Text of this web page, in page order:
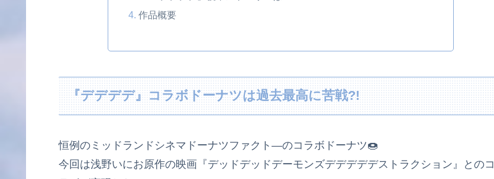
作品概要
『デデデデ』コラボドーナツは過去最高に苦戦?!
恒例のミッドランドシネマドーナツファクト―のコラボドーナツ🍩
今回は浅野いにお原作の映画『デッドデッドデーモンズデデデデデストラクション』とのコ